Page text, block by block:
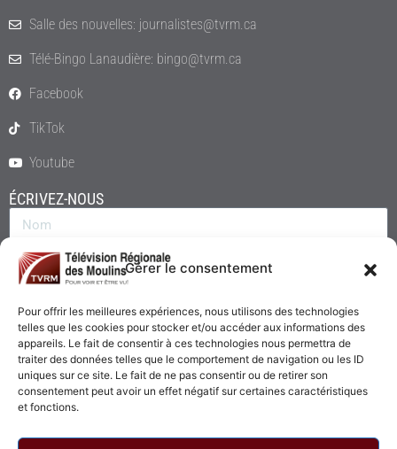
Gérer le consentement
Pour offrir les meilleures expériences, nous utilisons des technologies
telles que les cookies pour stocker et/ou accéder aux informations des
appareils. Le fait de consentir à ces technologies nous permettra de
traiter des données telles que le comportement de navigation ou les ID
uniques sur ce site. Le fait de ne pas consentir ou de retirer son
consentement peut avoir un effet négatif sur certaines caractéristiques
et fonctions.
Salle des nouvelles: journalistes@tvrm.ca
Télé-Bingo Lanaudière: bingo@tvrm.ca
Facebook
TikTok
Youtube
ÉCRIVEZ-NOUS